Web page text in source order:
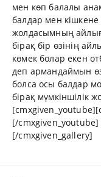
мен көп балалы
балдар мен
жолдасымның
бірақ бір өзінің
көмек болар екен
деп армандаймын
болса осы балдар
бірақ мүмкіншілік
[/
[/cmxgiven_gallery]